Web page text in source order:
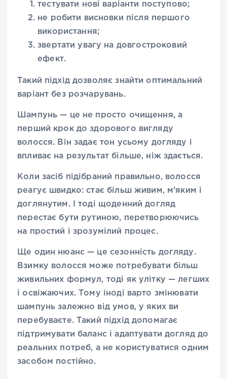
тестувати нові варіанти поступово;
не робити висновки після першого
використання;
звертати увагу на довгостроковий
ефект.
Такий підхід дозволяє знайти оптимальний
варіант без розчарувань.
Шампунь — це не просто очищення, а
перший крок до здорового вигляду
волосся. Він задає тон усьому догляду і
впливає на результат більше, ніж здається.
Коли засіб підібраний правильно, волосся
реагує швидко: стає більш живим, м’яким і
доглянутим. І тоді щоденний догляд
перестає бути рутиною, перетворюючись
на простий і зрозумілий процес.
Ще один нюанс — це сезонність догляду.
Взимку волосся може потребувати більш
живильних формул, тоді як улітку — легших
і освіжаючих. Тому іноді варто змінювати
шампунь залежно від умов, у яких ви
перебуваєте. Такий підхід допомагає
підтримувати баланс і адаптувати догляд до
реальних потреб, а не користуватися одним
засобом постійно.